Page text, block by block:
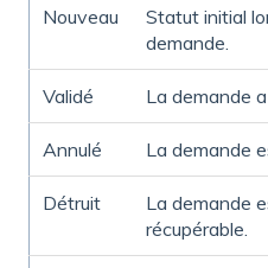
Nouveau
Statut initial
demande.
Validé La demande
Annulé La demande
Détruit
La demande
récupérable.